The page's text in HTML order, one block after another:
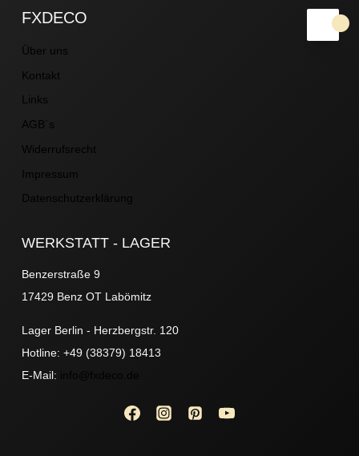
FXDECO
Über uns
Kontakt
Links
AGB´s
Widerrufsrecht
Impressum
Datenschutzerklärung
WERKSTATT - LAGER
Benzerstraße 9
17429 Benz OT Labömitz
Lager Berlin - Herzbergstr. 120
Hotline: +49 (38379) 18413
E-Mail: